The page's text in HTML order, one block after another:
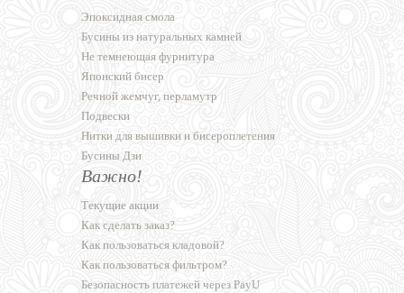
Эпоксидная смола
Бусины из натуральных камней
Не темнеющая фурнитура
Японский бисер
Речной жемчуг, перламутр
Подвески
Нитки для вышивки и бисероплетения
Бусины Дзи
Важно!
Текущие акции
Как сделать заказ?
Как пользоваться кладовой?
Как пользоваться фильтром?
Безопасность платежей через PayU